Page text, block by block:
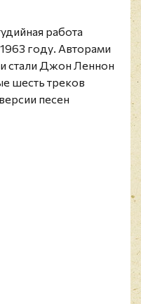
работа
году. Авторами
стали Джон Леннон
шесть треков
песен
за все время
Bother Me". В
на первом
в моно-звучании
конверте.
близком к